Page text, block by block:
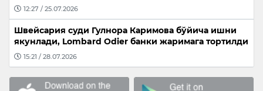
12:27 / 25.07.2026
Швейсария суди Гулнора Каримова бўйича ишни
якунлади, Lombard Odier банки жаримага тортилди
15:21 / 28.07.2026